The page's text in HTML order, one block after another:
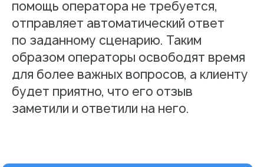
помощь оператора не требуется,
отправляет автоматический ответ
по заданному сценарию. Таким
образом операторы освободят время
для более важных вопросов, а клиенту
будет приятно, что его отзыв
заметили и ответили на него.